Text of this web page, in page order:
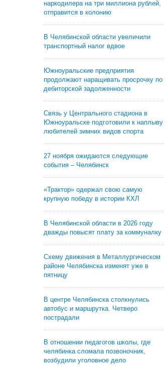
наркодилера на три миллиона рублей,
отправится в колонию
В Челябинской области увеличили
транспортный налог вдвое
Южноуральские предприятия
продолжают наращивать просрочку по
дебиторской задолженности
Связь у Центрального стадиона в
Южноуральске подготовили к наплыву
любителей зимних видов спорта
27 ноября ожидаются следующие
события – Челябинск
«Трактор» одержал свою самую
крупную победу в истории КХЛ
В Челябинской области в 2026 году
дважды повысят плату за коммуналку
Схему движения в Металлургическом
районе Челябинска изменят уже в
пятницу
В центре Челябинска столкнулись
автобус и маршрутка. Четверо
пострадали
В отношении педагогов школы, где
челябинка сломала позвоночник,
возбудили уголовное дело